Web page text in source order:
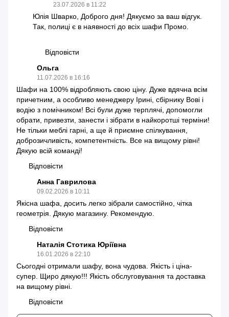
23.07.2026 в 11:22
Юлія Шварко, Доброго дня! Дякуємо за ваш відгук.
Так, полиці є в наявності до всіх шафи Промо.
Відповісти
Ольга
11.07.2026 в 16:16
Шафи на 100% відробляють свою ціну. Дуже вдячна всім
причетним, а особливо менеджеру Ірині, сбірнику Вові і
водію з помічником! Всі були дуже терплячі, допомогли
обрати, привезти, занести і зібрати в найкоротші терміни!
Не тільки меблі гарні, а ще й приємне спілкування,
доброзичливість, компетентність. Все на вищому рівні!
Дякую всій команді!
Відповісти
Анна Гаврилова
09.02.2026 в 10:11
Якісна шафа, досить легко зібрали самостійно, чітка
геометрія. Дякую магазину. Рекомендую.
Відповісти
Наталія Стотика Юріївна
16.01.2026 в 22:10
Сьогодні отримали шафу, вона чудова. Якість і ціна-
супер. Щиро дякую!!! Якість обслуговування та доставка
на вищому рівні.
Відповісти